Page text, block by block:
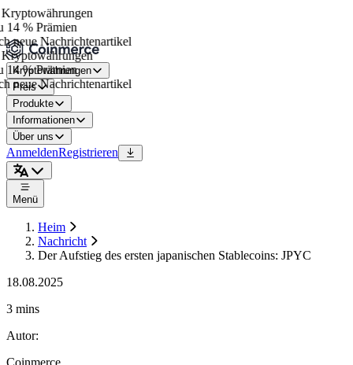
% Prämien
neue Nachrichtenartikel
% Prämien
neue Nachrichtenartikel
Kryptowährungen
Preis
Produkte
Informationen
Über uns
AnmeldenRegistrieren
Menü
Heim
Nachricht
Der Aufstieg des ersten japanischen Stablecoins: JPYC
18.08.2025
3 mins
Autor:
Coinmerce